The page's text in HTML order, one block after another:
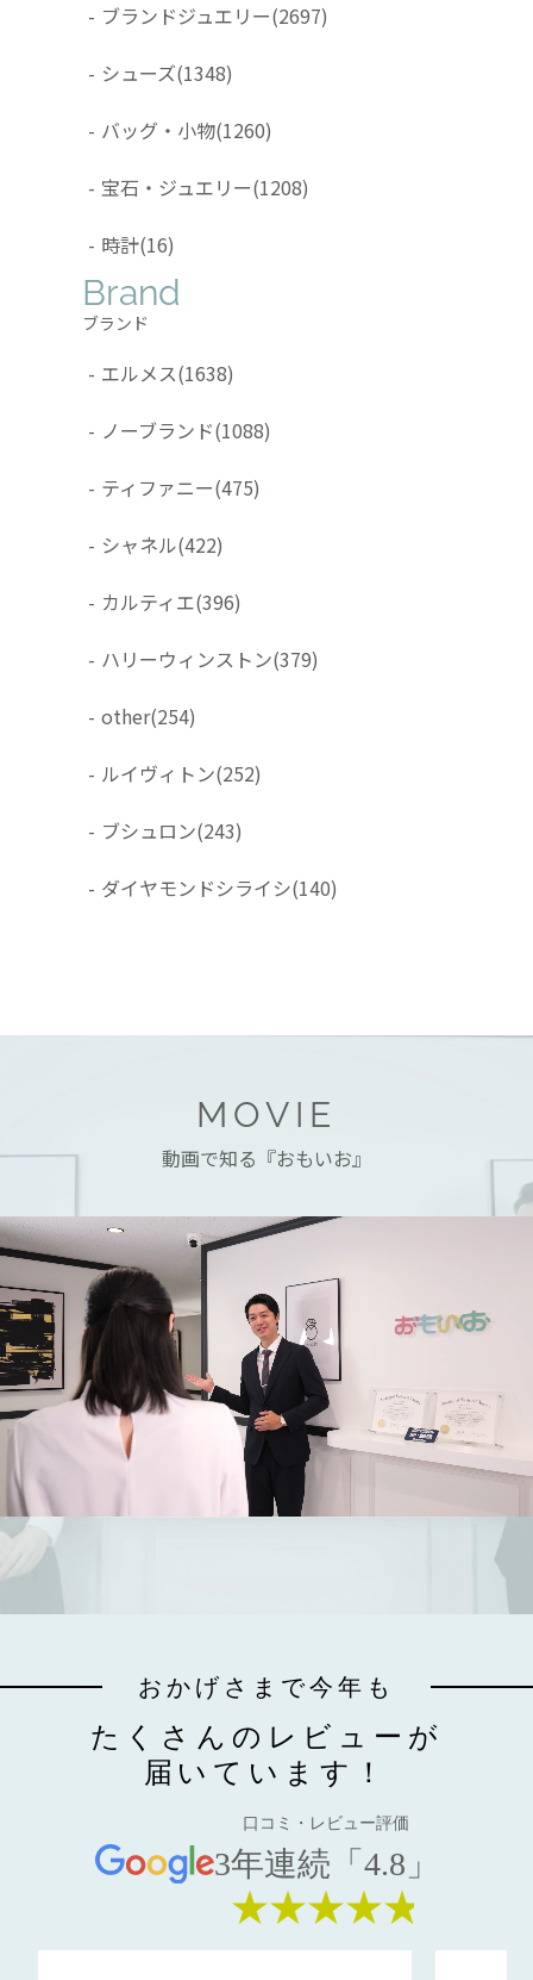
- ブランドジュエリー(2697)
- シューズ(1348)
- バッグ・小物(1260)
- 宝石・ジュエリー(1208)
- 時計(16)
Brand
ブランド
- エルメス(1638)
- ノーブランド(1088)
- ティファニー(475)
- シャネル(422)
- カルティエ(396)
- ハリーウィンストン(379)
- other(254)
- ルイヴィトン(252)
- ブシュロン(243)
- ダイヤモンドシライシ(140)
MOVIE
動画で知る『おもいお』
おかげさまで今年も
たくさんのレビューが
届いています！
口コミ・レビュー評価
3年連続「4.8」
★★★★★